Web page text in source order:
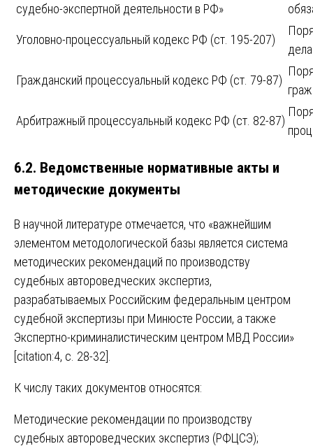
судебно-экспертной деятельности в РФ»
Уголовно-процессуальный кодекс РФ (ст. 195-207)
Гражданский процессуальный кодекс РФ (ст. 79-87)
Арбитражный процессуальный кодекс РФ (ст. 82-87)
6.2. Ведомственные нормативные акты и
методические документы
В научной литературе отмечается, что «важнейшим
элементом методологической базы является система
методических рекомендаций по производству
судебных автороведческих экспертиз,
разрабатываемых Российским федеральным центром
судебной экспертизы при Минюсте России, а также
Экспертно-криминалистическим центром МВД России»
[citation:4, с. 28-32].
К числу таких документов относятся:
Методические рекомендации по производству
судебных автороведческих экспертиз (РФЦСЭ);